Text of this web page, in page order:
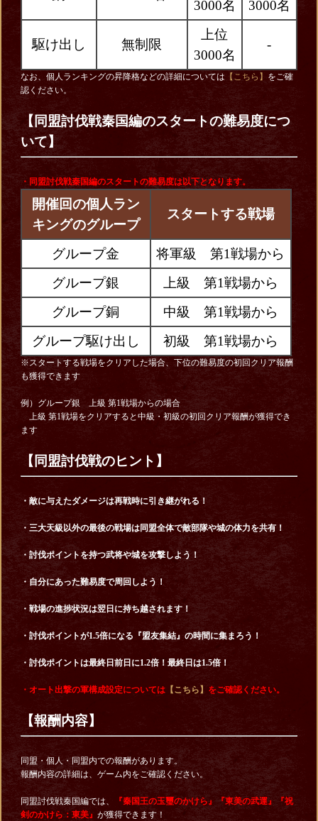
3000名
3000名
駆け出し 無制限
上位
3000名
-
なお、個人ランキングの昇降格などの詳細については 【こちら】 をご確
認ください。
【同盟討伐戦秦国編のスタートの難易度につ
いて】
・同盟討伐戦秦国編のスタートの難易度は以下となります。
開催回の個人ラン
キングのグループ
スタートする戦場
グループ金
将軍級 第1戦場から
グループ銀
上級 第1戦場から
グループ銅
中級 第1戦場から
グループ駆け出し
初級 第1戦場から
※スタートする戦場をクリアした場合、下位の難易度の初回クリア報酬
も獲得できます
例）グループ銀 上級 第1戦場からの場合
上級 第1戦場をクリアすると中級・初級の初回クリア報酬が獲得でき
ます
【同盟討伐戦のヒント】
・敵に与えたダメージは再戦時に引き継がれる ！
・三大天級以外の最後の戦場は同盟全体で敵部隊や城の体力を共有！
・討伐ポイントを持つ武将や城を攻撃しよう！
・自分にあった難易度で周回しよう！
・戦場の進捗状況は翌日に持ち越されます！
・討伐ポイントが1.5倍になる『盟友集結』の時間に集まろう！
・討伐ポイントは最終日前日に1.2倍！最終日は1.5倍！
・オート出撃の軍構成設定については【こちら】 をご確認ください。
【報酬内容】
同盟・個人・同盟内での報酬があります。
報酬内容の詳細は、ゲーム内をご確認ください。
同盟討伐戦秦国編では、
『秦国王の玉璽のかけら』『東美の武運』『祝
剣のかけら：東美』 が獲得できます！